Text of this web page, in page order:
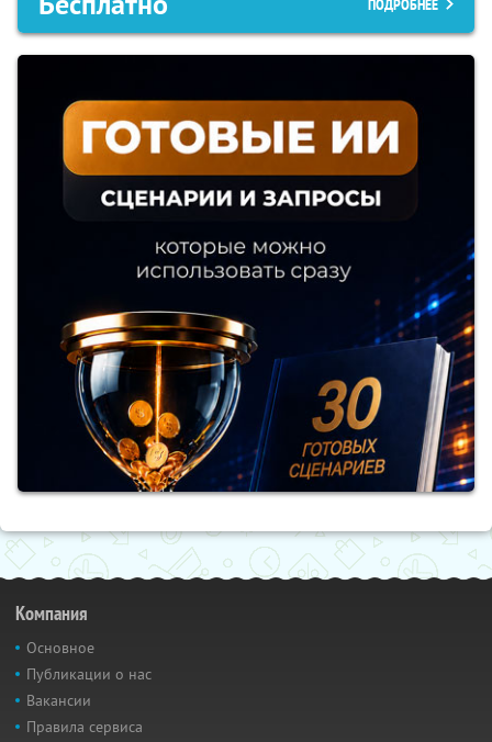
ПОДРОБНЕЕ
Компания
Основное
Публикации о нас
Вакансии
Правила сервиса